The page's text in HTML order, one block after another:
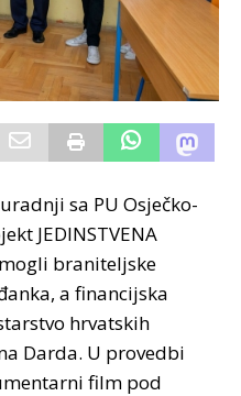
sa PU Osječko-
JEDINSTVENA
braniteljske
a financijska
hrvatskih
Darda. U provedbi
film pod